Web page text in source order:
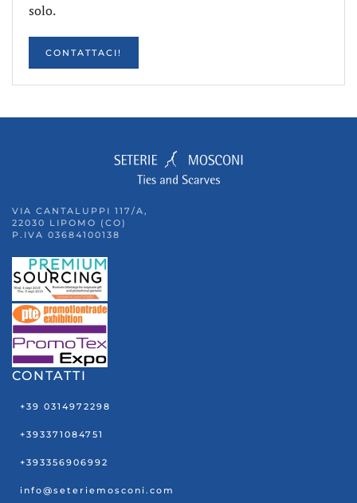
solo.
CONTATTACI!
VIA CANTALUPPI 117/A,
22030 LIPOMO (CO)
P.IVA 03684100138
CONTATTI
+39 0314972298
+393371084751
+393356906992
info@seteriemosconi.com